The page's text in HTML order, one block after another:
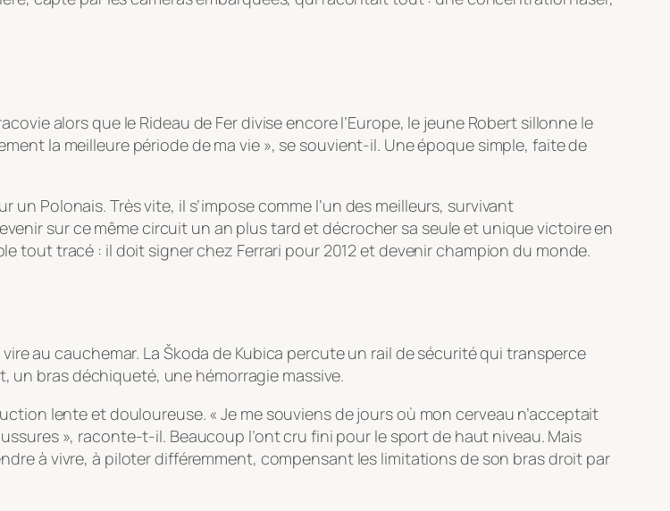
alors que le Rideau de Fer divise encore l’Europe, le jeune Robert sillonne le
la meilleure période de ma vie », se souvient-il. Une époque simple, faite de
Polonais. Très vite, il s’impose comme l’un des meilleurs, survivant
sur ce même circuit un an plus tard et décrocher sa seule et unique victoire en
tout tracé : il doit signer chez Ferrari pour 2012 et devenir champion du monde.
au cauchemar. La Škoda de Kubica percute un rail de sécurité qui transperce
un bras déchiqueté, une hémorragie massive.
lente et douloureuse. « Je me souviens de jours où mon cerveau n’acceptait
», raconte-t-il. Beaucoup l’ont cru fini pour le sport de haut niveau. Mais
à vivre, à piloter différemment, compensant les limitations de son bras droit par